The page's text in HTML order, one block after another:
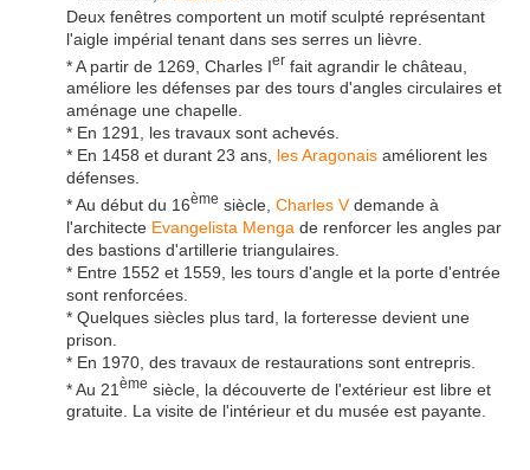
Deux fenêtres comportent un motif sculpté représentant
l'aigle impérial tenant dans ses serres un lièvre.
* A partir de 1269, Charles Ier fait agrandir le château,
améliore les défenses par des tours d'angles circulaires et
aménage une chapelle.
* En 1291, les travaux sont achevés.
* En 1458 et durant 23 ans, les Aragonais améliorent les
défenses.
* Au début du 16ème siècle, Charles Vdemande à
l'architecte Evangelista Menga de renforcer les angles par
des bastions d'artillerie triangulaires.
* Entre 1552 et 1559, les tours d'angle et la porte d'entrée
sont renforcées.
* Quelques siècles plus tard, la forteresse devient une
prison.
* En 1970, des travaux de restaurations sont entrepris.
* Au 21 ème siècle, la découverte de l'extérieur est libre et
gratuite. La visite de l'intérieur et du musée est payante.